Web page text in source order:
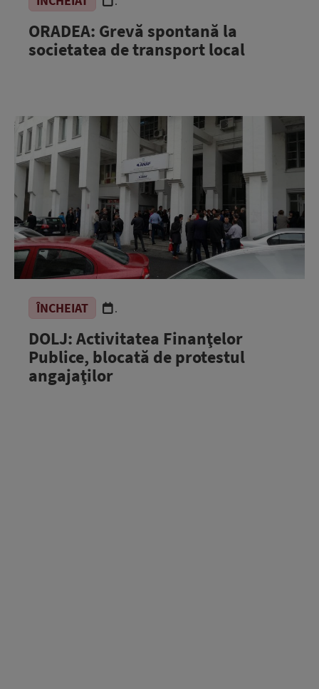
ORADEA: Grevă spontană la
societatea de transport local
ÎNCHEIAT .
DOLJ: Activitatea Finanţelor
Publice, blocată de protestul
angajaţilor